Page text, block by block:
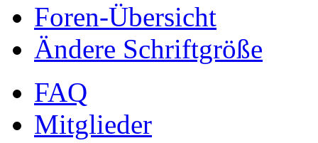
Foren-Übersicht
Ändere Schriftgröße
FAQ
Mitglieder